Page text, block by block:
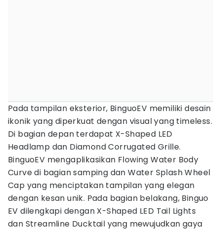
Pada tampilan eksterior, BinguoEV memiliki desain
ikonik yang diperkuat dengan visual yang timeless.
Di bagian depan terdapat X-Shaped LED
Headlamp dan Diamond Corrugated Grille.
BinguoEV mengaplikasikan Flowing Water Body
Curve di bagian samping dan Water Splash Wheel
Cap yang menciptakan tampilan yang elegan
dengan kesan unik. Pada bagian belakang, Binguo
EV dilengkapi dengan X-Shaped LED Tail Lights
dan Streamline Ducktail yang mewujudkan gaya